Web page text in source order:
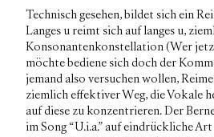
Technisch gesehen, bildet sich ein
Langes u reimt sich auf langes u,
Konsonantenkonstellation (Wer
möchte bediene sich doch der
jemand also versuchen wollen,
ziemlich effektiver Weg, die Vokale
auf diese zu konzentrieren. Der
im Song “U.i.a.” auf eindrückliche